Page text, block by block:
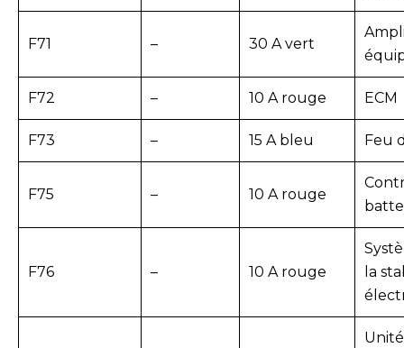
F71 – 30 A vert
F72 – 10 A rouge ECM
F73 – 15 A bleu Feu
F75 – 10 A rouge
F76 – 10 A rouge
la